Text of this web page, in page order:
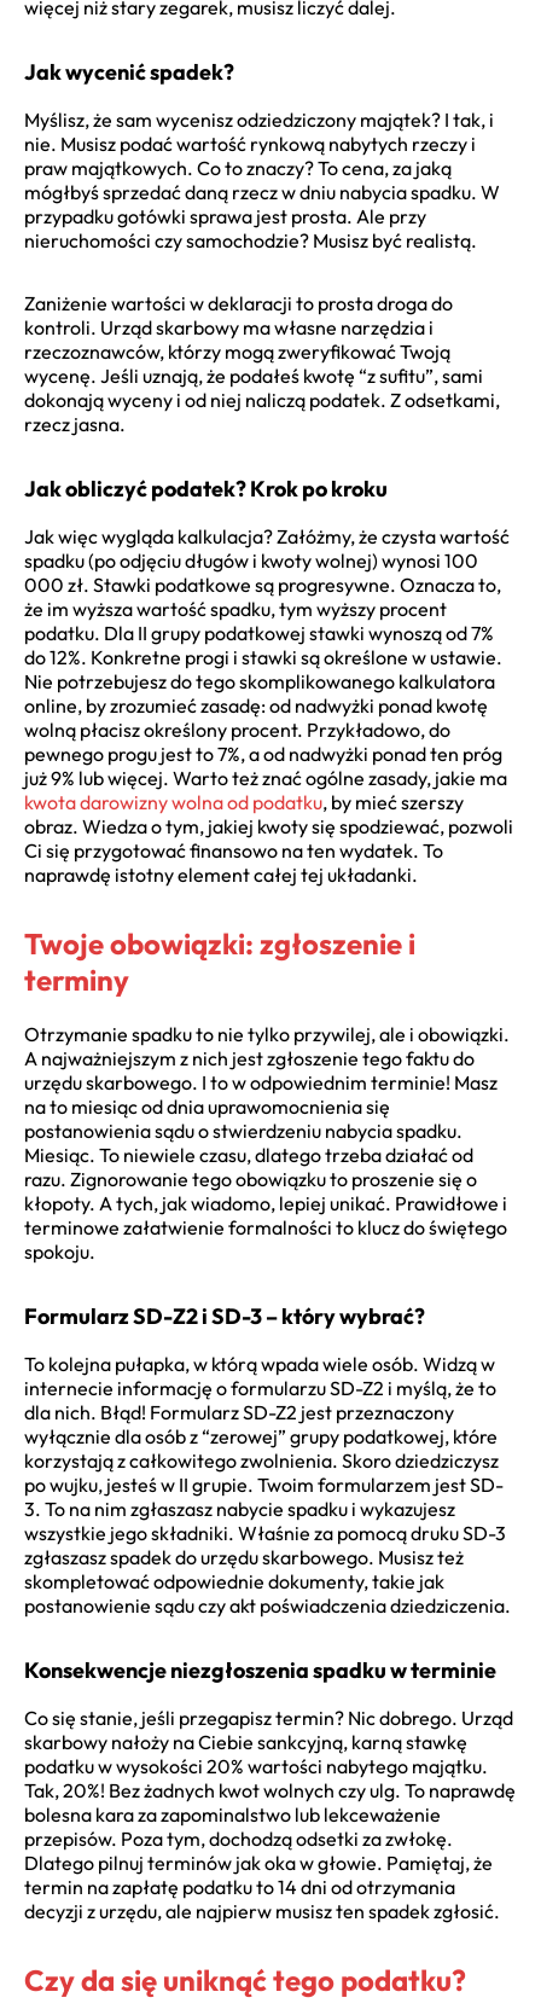
więcej niż stary zegarek, musisz liczyć dalej.
Jak wycenić spadek?
Myślisz, że sam wycenisz odziedziczony majątek? I tak, i
nie. Musisz podać wartość rynkową nabytych rzeczy i
praw majątkowych. Co to znaczy? To cena, za jaką
mógłbyś sprzedać daną rzecz w dniu nabycia spadku. W
przypadku gotówki sprawa jest prosta. Ale przy
nieruchomości czy samochodzie? Musisz być realistą.
Zaniżenie wartości w deklaracji to prosta droga do
kontroli. Urząd skarbowy ma własne narzędzia i
rzeczoznawców, którzy mogą zweryfikować Twoją
wycenę. Jeśli uznają, że podałeś kwotę “z sufitu”, sami
dokonają wyceny i od niej naliczą podatek. Z odsetkami,
rzecz jasna.
Jak obliczyć podatek? Krok po kroku
Jak więc wygląda kalkulacja? Załóżmy, że czysta wartość
spadku (po odjęciu długów i kwoty wolnej) wynosi 100
000 zł. Stawki podatkowe są progresywne. Oznacza to,
że im wyższa wartość spadku, tym wyższy procent
podatku. Dla II grupy podatkowej stawki wynoszą od 7%
do 12%. Konkretne progi i stawki są określone w ustawie.
Nie potrzebujesz do tego skomplikowanego kalkulatora
online, by zrozumieć zasadę: od nadwyżki ponad kwotę
wolną płacisz określony procent. Przykładowo, do
pewnego progu jest to 7%, a od nadwyżki ponad ten próg
już 9% lub więcej. Warto też znać ogólne zasady, jakie ma
kwota darowizny wolna od podatku, by mieć szerszy
obraz. Wiedza o tym, jakiej kwoty się spodziewać, pozwoli
Ci się przygotować finansowo na ten wydatek. To
naprawdę istotny element całej tej układanki.
Twoje obowiązki: zgłoszenie i
terminy
Otrzymanie spadku to nie tylko przywilej, ale i obowiązki.
A najważniejszym z nich jest zgłoszenie tego faktu do
urzędu skarbowego. I to w odpowiednim terminie! Masz
na to miesiąc od dnia uprawomocnienia się
postanowienia sądu o stwierdzeniu nabycia spadku.
Miesiąc. To niewiele czasu, dlatego trzeba działać od
razu. Zignorowanie tego obowiązku to proszenie się o
kłopoty. A tych, jak wiadomo, lepiej unikać. Prawidłowe i
terminowe załatwienie formalności to klucz do świętego
spokoju.
Formularz SD-Z2 i SD-3 – który wybrać?
To kolejna pułapka, w którą wpada wiele osób. Widzą w
internecie informację o formularzu SD-Z2 i myślą, że to
dla nich. Błąd! Formularz SD-Z2 jest przeznaczony
wyłącznie dla osób z “zerowej” grupy podatkowej, które
korzystają z całkowitego zwolnienia. Skoro dziedziczysz
po wujku, jesteś w II grupie. Twoim formularzem jest SD-
3. To na nim zgłaszasz nabycie spadku i wykazujesz
wszystkie jego składniki. Właśnie za pomocą druku SD-3
zgłaszasz spadek do urzędu skarbowego. Musisz też
skompletować odpowiednie dokumenty, takie jak
postanowienie sądu czy akt poświadczenia dziedziczenia.
Konsekwencje niezgłoszenia spadku w terminie
Co się stanie, jeśli przegapisz termin? Nic dobrego. Urząd
skarbowy nałoży na Ciebie sankcyjną, karną stawkę
podatku w wysokości 20% wartości nabytego majątku.
Tak, 20%! Bez żadnych kwot wolnych czy ulg. To naprawdę
bolesna kara za zapominalstwo lub lekceważenie
przepisów. Poza tym, dochodzą odsetki za zwłokę.
Dlatego pilnuj terminów jak oka w głowie. Pamiętaj, że
termin na zapłatę podatku to 14 dni od otrzymania
decyzji z urzędu, ale najpierw musisz ten spadek zgłosić.
Czy da się uniknąć tego podatku?